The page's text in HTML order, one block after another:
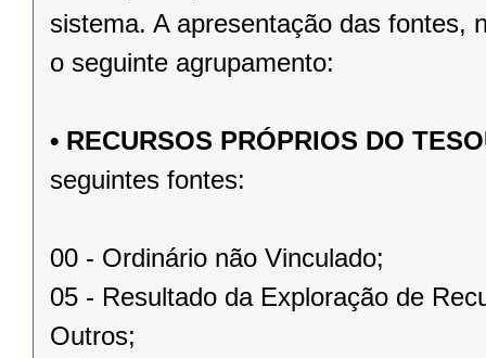
sistema. A apresentação das fontes,
o seguinte agrupamento:
• RECURSOS PRÓPRIOS DO
seguintes fontes:
00 - Ordinário não Vinculado;
05 - Resultado da Exploração de
Outros;